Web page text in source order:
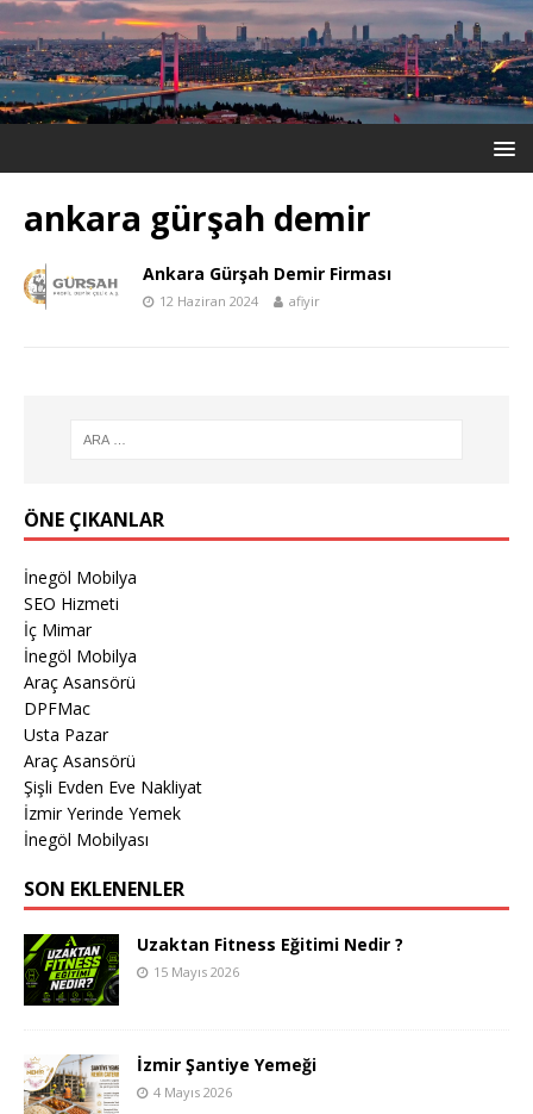
ankara gürşah demir
Ankara Gürşah Demir Firması
12 Haziran 2024 afiyir
ÖNE ÇIKANLAR
İnegöl Mobilya
SEO Hizmeti
İç Mimar
İnegöl Mobilya
Araç Asansörü
DPFMac
Usta Pazar
Araç Asansörü
Şişli Evden Eve Nakliyat
İzmir Yerinde Yemek
İnegöl Mobilyası
SON EKLENENLER
Uzaktan Fitness Eğitimi Nedir ?
15 Mayıs 2026
İzmir Şantiye Yemeği
4 Mayıs 2026